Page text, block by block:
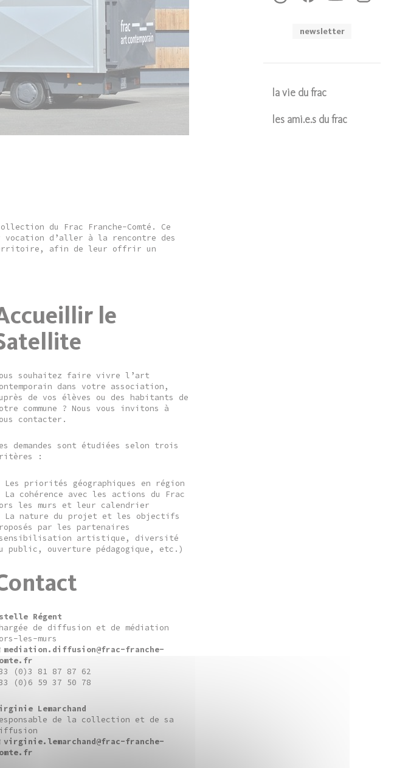
newsletter
la vie du frac
les ami.e.s du frac
du Frac Franche-Comté. Ce
vocation d’aller à la rencontre des
territoire, afin de leur offrir un
le
souhaitez faire vivre l’art
dans votre association,
de vos élèves ou des habitants de
commune ? Nous vous invitons à
contacter.
demandes sont étudiées selon trois
:
Les priorités géographiques en région
La cohérence avec les actions du Frac
les murs et leur calendrier
La nature du projet et les objectifs
par les partenaires
artistique, diversité
public, ouverture pédagogique, etc.)
Régent
de diffusion et de médiation
les-murs
mediation.diffusion@frac-franche-
(0)3 81 87 87 62
(0)6 59 37 50 78
Lemarchand
de la collection et de sa
virginie.lemarchand@frac-franche-